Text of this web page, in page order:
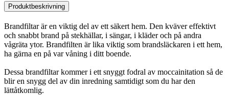
Produktbeskrivning
Brandfiltar är en viktig del av ett säkert hem. Den kväver effektivt
och snabbt brand på stekhällar, i sängar, i kläder och på andra
vågräta ytor. Brandfilten är lika viktig som brandsläckaren i ett hem,
ha gärna en på var våning i ditt boende.
Dessa brandfiltar kommer i ett snyggt fodral av moccainitation så de
blir en snygg del av din inredning samtidigt som du har den
lättåtkomlig.